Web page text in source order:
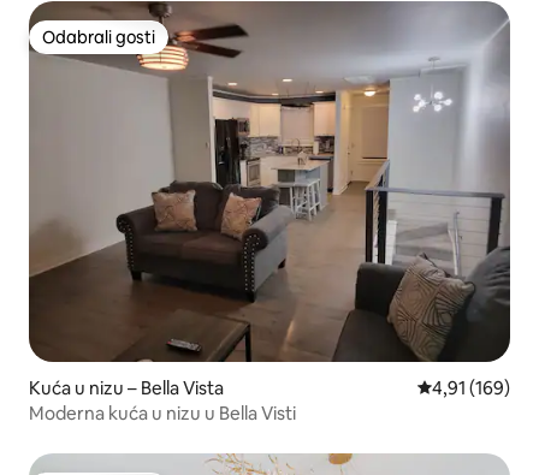
Odabrali gosti
Odabrali gosti
Kuća u nizu – Bella Vista Prosječna
4,91 (169)
Moderna kuća u nizu u Bella Visti